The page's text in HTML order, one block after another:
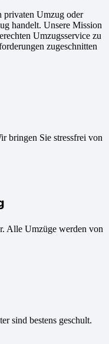
privaten Umzug oder
handelt. Unsere Mission
Umzugsservice zu
zugeschnitten
bringen Sie stressfrei von
Alle Umzüge werden von
sind bestens geschult.